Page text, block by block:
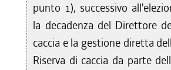
punto 1), successivo
la decadenza del Direttore
caccia e la gestione diretta
Riserva di caccia da parte